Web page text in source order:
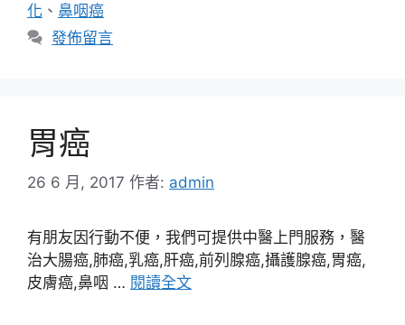
化 、 鼻咽癌
發佈留言
胃癌
26 6 月, 2017 作者: admin
有朋友因行動不便，我們可提供中醫上門服務，醫
治大腸癌,肺癌,乳癌,肝癌,前列腺癌,攝護腺癌,胃癌,
皮膚癌,鼻咽 … 閱讀全文